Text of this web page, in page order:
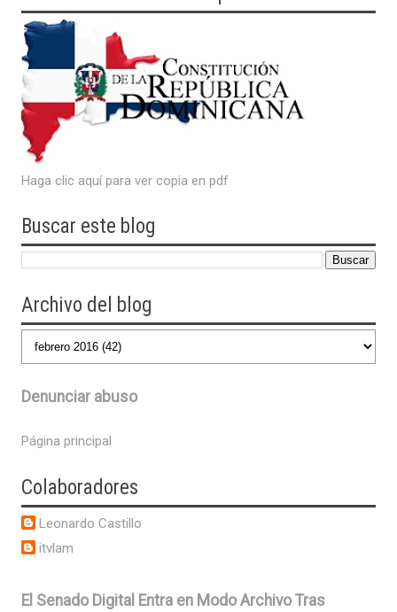
Haga clic aquí para ver copia en pdf
Buscar este blog
Archivo del blog
Denunciar abuso
Página principal
Colaboradores
Leonardo Castillo
itvlam
El Senado Digital Entra en Modo Archivo Tras